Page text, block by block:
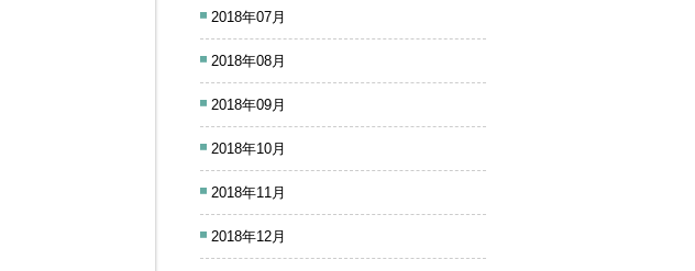
2018年07月
2018年08月
2018年09月
2018年10月
2018年11月
2018年12月